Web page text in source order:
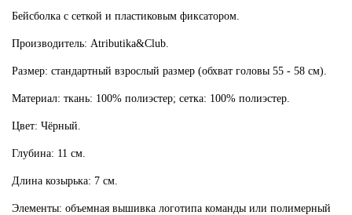
Бейсболка с сеткой и пластиковым фиксатором.
Производитель: Atributika&Club.
Размер: стандартный взрослый размер (обхват головы 55 - 58 см).
Материал: ткань: 100% полиэстер; сетка: 100% полиэстер.
Цвет: Чёрный.
Глубина: 11 см.
Длина козырька: 7 см.
Элементы: объемная вышивка логотипа команды или полимерный